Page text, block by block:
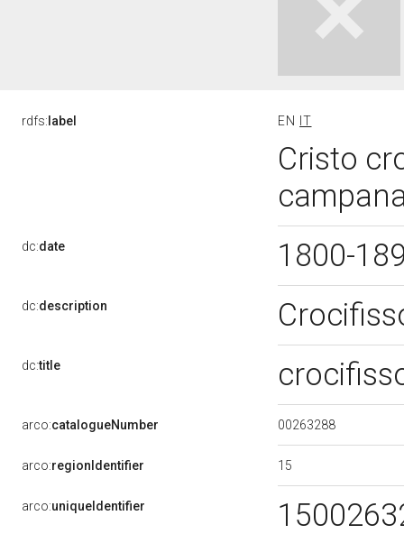
rdfs: label EN IT
Cristo
dc:date 1800-
dc:description
dc:title
arco:catalogueNumber 00263288
arco:regionIdentifier 15
arco:uniqueIdentifier